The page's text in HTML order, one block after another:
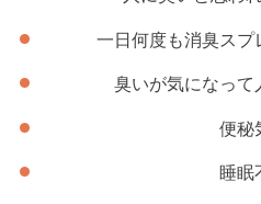
一日何度も消臭スプ
臭いが気になって
便秘
睡眠